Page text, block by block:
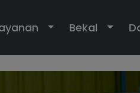
ToggleBekal